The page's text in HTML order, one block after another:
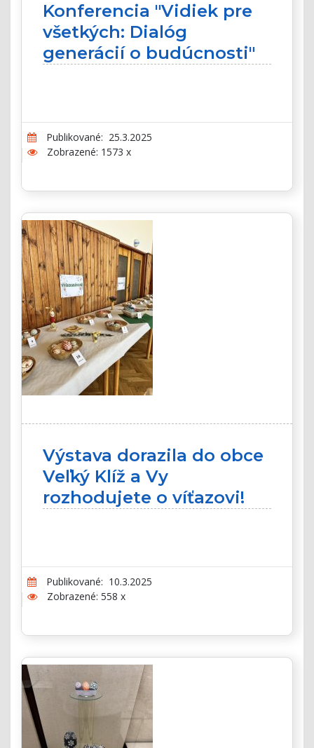
Konferencia "Vidiek pre
všetkých: Dialóg
generácií o budúcnosti"
Publikované: 25.3.2025
Zobrazené: 1573 x
Výstava dorazila do obce
Veľký Klíž a Vy
rozhodujete o víťazovi!
Publikované: 10.3.2025
Zobrazené: 558 x